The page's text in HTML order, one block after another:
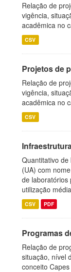
Relação de
vigência,
acadêmica no
CSV
Projetos de
Relação de
vigência,
acadêmica no
CSV
Quantitativo
(UA) com
de laboratórios
utilização
CSV PDF
Programas
Relação de
situação, nível
conceito